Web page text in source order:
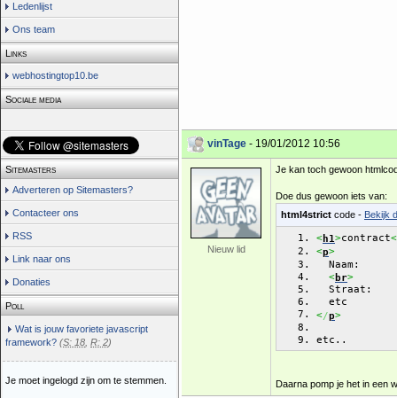
Ledenlijst
Ons team
Links
webhostingtop10.be
Sociale media
Sitemasters
Adverteren op Sitemasters?
Contacteer ons
RSS
Link naar ons
Donaties
Poll
Wat is jouw favoriete javascript
framework? (S: 18 R: 2)
Je moet ingelogd zijn om te stemmen.
vinTage - 19/01/2012 10:56
Nieuw lid
Je kan toch gewoon
Doe dus gewoon iets van:
html4strict code - Bekijk
<h1>contract<
<p>
  Naam:
<br>
  Straat:
  etc
</p>
etc..
Daarna pomp je het in een